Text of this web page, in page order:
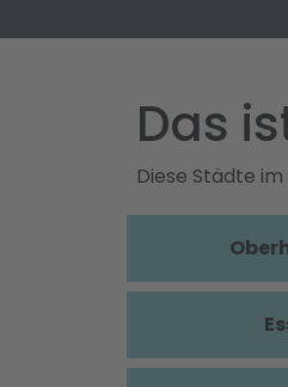
Das
Diese Städte